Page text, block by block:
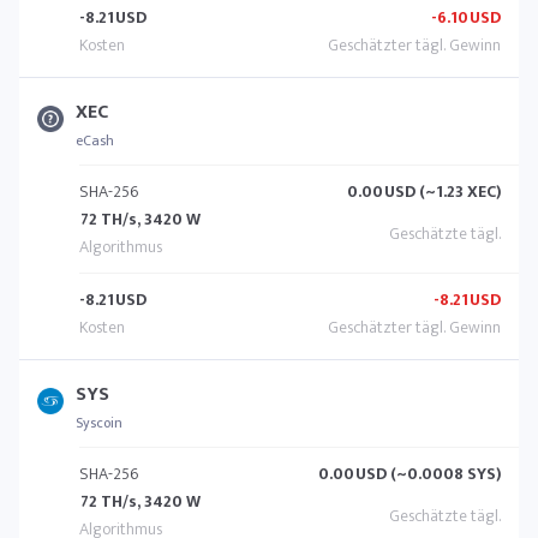
-8.21USD -6.10USD
XEC
eCash
SHA-256
72 TH/s, 3420 W
0.00USD (~1.23 XEC)
-8.21USD -8.21USD
SYS
Syscoin
SHA-256
72 TH/s, 3420 W
0.00USD (~0.0008 SYS)